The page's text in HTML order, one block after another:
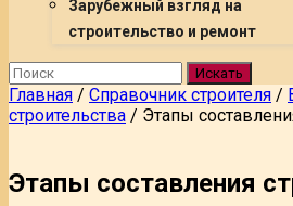
Зарубежный взгляд на
строительство и ремонт
Искать
Главная / Справочник строителя /
строительства / Этапы
Этапы составления